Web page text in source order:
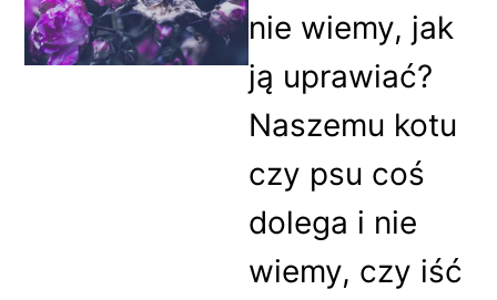
nie wiemy, jak
ją uprawiać?
Naszemu kotu
czy psu coś
dolega i nie
wiemy, czy iść